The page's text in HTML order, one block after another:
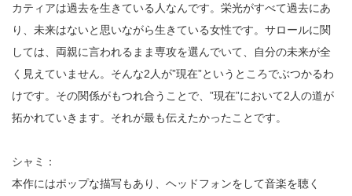
カティアは過去を生きている人なんです。栄光がすべて過去にあ
り、未来はないと思いながら生きている女性です。サロールに関
しては、両親に言われるまま専攻を選んでいて、自分の未来が全
く見えていません。そんな2人が”現在”というところでぶつかるわ
けです。その関係がもつれ合うことで、”現在”において2人の道が
拓かれていきます。それが最も伝えたかったことです。
シャミ：
本作にはポップな描写もあり、ヘッドフォンをして音楽を聴く